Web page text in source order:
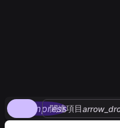
compress
関連項目